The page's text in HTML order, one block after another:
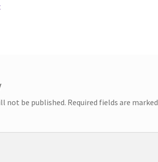
not be published. Required fields are marked